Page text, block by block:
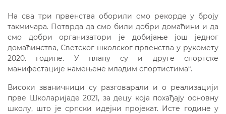
На сва три првенства оборили смо рекорде у броју
такмичара. Потврда да смо били добри домаћини и да
смо добри организатори је добијање још једног
домаћинства, Светског школског првенства у рукомету
2020. године. У плану су и друге спортске
манифестације намењене младим спортистима“.
Високи званичници су разговарали и о реализацији
прве Школаријаде 2021, за децу која похађају основну
школу, што је српски идејни пројекат. Исте године у